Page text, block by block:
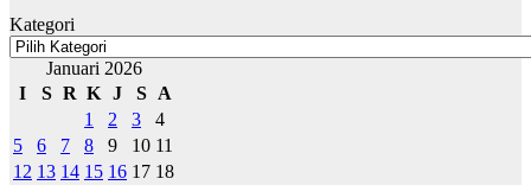
Kategori
Januari 2026
I
S R K J S
A
1
2 3
4
5
6 7 8 9 10 11
12 13 14 15 16 17 18